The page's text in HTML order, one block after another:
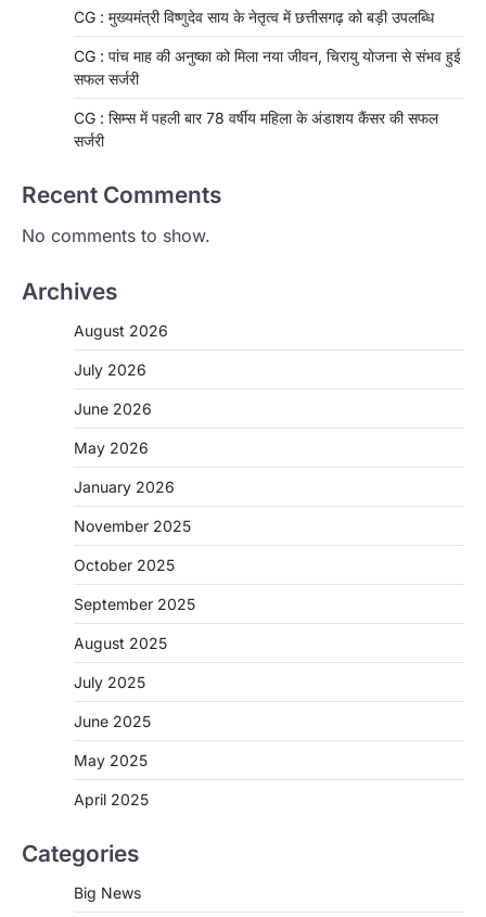
CG : मुख्यमंत्री विष्णुदेव साय के नेतृत्व में छत्तीसगढ़ को बड़ी उपलब्धि
CG : पांच माह की अनुष्का को मिला नया जीवन, चिरायु योजना से संभव हुई
सफल सर्जरी
CG : सिम्स में पहली बार 78 वर्षीय महिला के अंडाशय कैंसर की सफल
सर्जरी
Recent Comments
No comments to show.
Archives
August 2026
July 2026
June 2026
May 2026
January 2026
November 2025
October 2025
September 2025
August 2025
July 2025
June 2025
May 2025
April 2025
Categories
Big News
CHHATTISGARH
CG: 1 से 19 वर्ष तक के बच्चों को निःशुल्क दी
जाएगी एल्बेंडाजोल
More Khabar August 7, 2026
रायपुर। राष्ट्रीय कृमि मुक्ति दिवस भारत सरकार द्वारा
CHHATTISGARH